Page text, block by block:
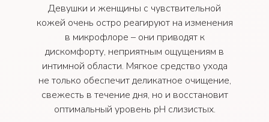
Девушки и женщины с чувствительной
кожей очень остро реагируют на изменения
в микрофлоре – они приводят к
дискомфорту, неприятным ощущениям в
интимной области. Мягкое средство ухода
не только обеспечит деликатное очищение,
свежесть в течение дня, но и восстановит
оптимальный уровень рН слизистых.